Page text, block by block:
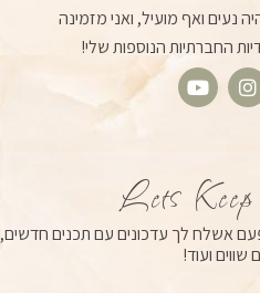
נעים ואף מועיל, ואני מזמינה
החברתיות הנוספות שלי!
I
g
a
m
Y
b
e
Lets
אשלח לך עדכונים עם תכנים חדשים,
שווים ועוד!